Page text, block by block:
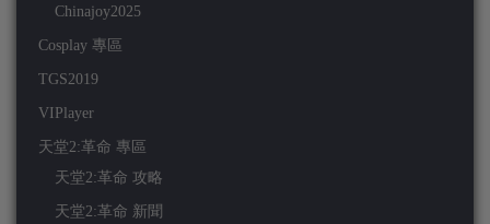
Chinajoy2025
Cosplay 專區
TGS2019
VIPlayer
天堂2:革命 專區
天堂2:革命 攻略
天堂2:革命 新聞